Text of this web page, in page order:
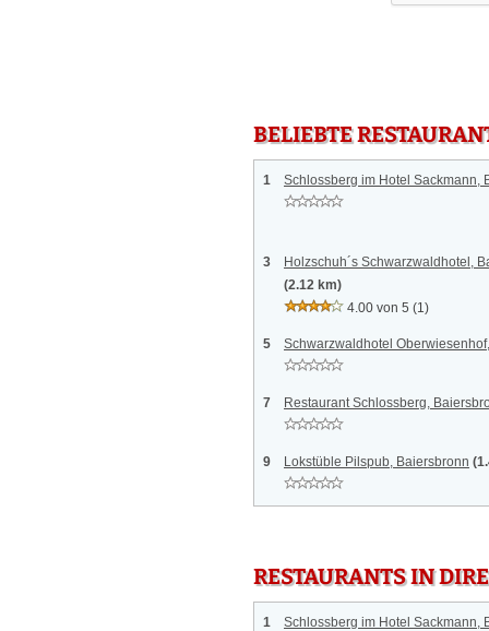
BELIEBTE
1 Schlossberg im Hotel Sackmann,
3
Holzschuh´s Schwarzwaldhotel,
(2.12 km)
4.00 von 5 (1)
5 Schwarzwaldhotel
7 Restaurant Schlossberg,
9 Lokstüble Pilspub, Baiersbronn
RESTAURANTS IN
1 Schlossberg im Hotel Sackmann,